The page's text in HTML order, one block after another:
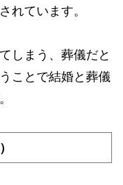
れています。
しまう、葬儀だと
ことで結婚と葬儀